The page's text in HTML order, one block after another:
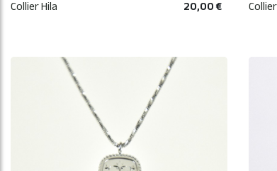
Collier Hila 20,00 €